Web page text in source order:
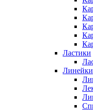
Ластики
Линейки